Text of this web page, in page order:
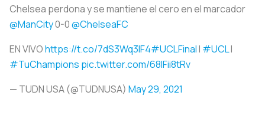
Chelsea perdona y se mantiene el cero en el marcador
@ManCity0-0@ChelseaFC
EN VIVOhttps://t.co/7dS3Wq3IF4#UCLFinall #UCLl
#TuChampions pic.twitter.com/68IFii8tRv
— TUDN USA (@TUDNUSA) May 29, 2021